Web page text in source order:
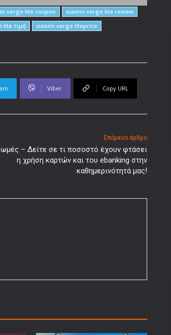
verge lite coupon
xiaomi verge lite review
lite τιμή
xiaomi verge liteprice
Viber Copy URL
Επόμενο άρθρο
– Δείτε σε τι ποσοστό έχουν φτάσει
η χρήση καρτών και του ebanking στην
καθημερινότητά μας!